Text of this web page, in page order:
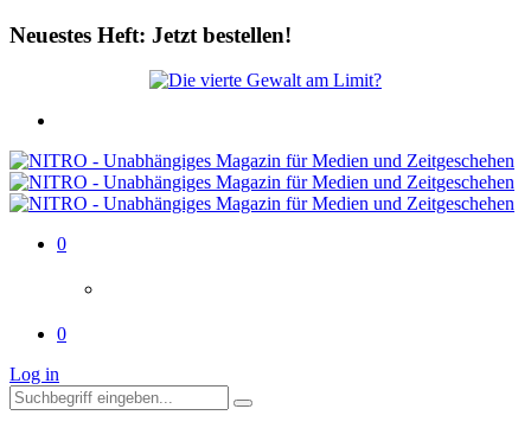
Neuestes Heft: Jetzt bestellen!
0
0
Log in